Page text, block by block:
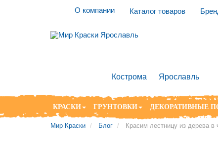
О компании Каталог товаров
Кострома Ярославль
КРАСКИ ГРУНТОВКИ ДЕКОРАТИВНЫЕ
Мир Краски Блог Красим лестницу из дерева